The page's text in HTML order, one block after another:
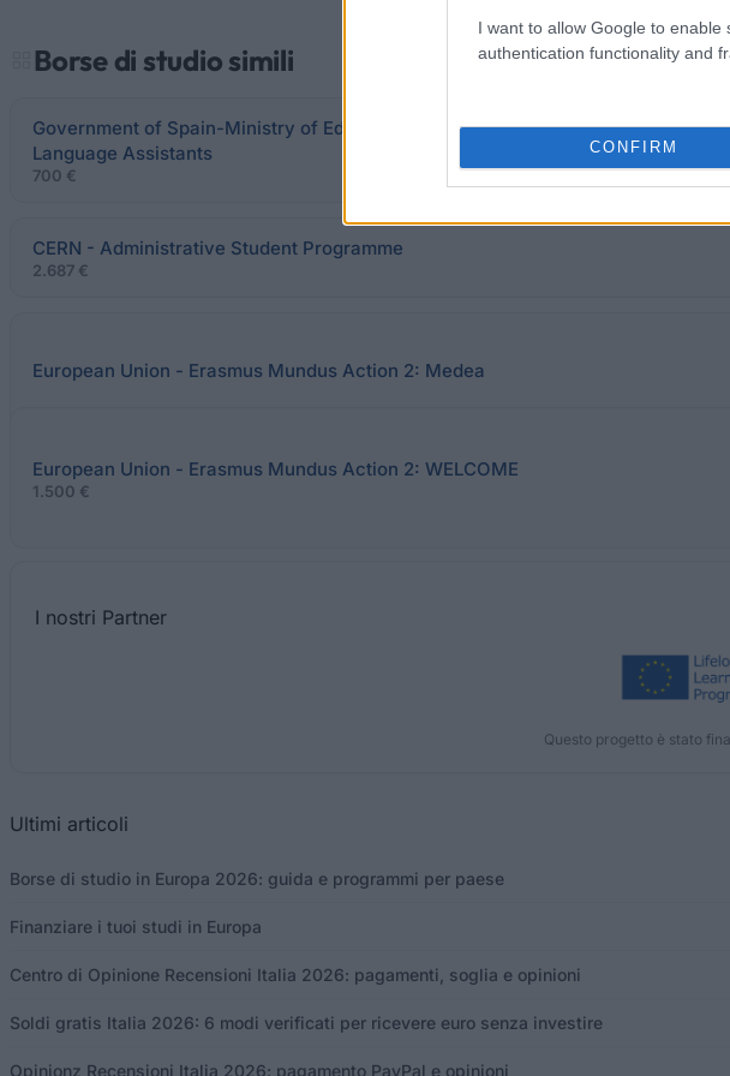
I want to allow Google to
authentication functionality and
CONFIRM
Borse di studio simili
Government of Spain-Ministry of Education, Culture and Sports - Grants for
Language Assistants
700 €
CERN - Administrative Student Programme
2.687 €
European Union - Erasmus Mundus Action 2: Medea
European Union - Erasmus Mundus Action 2: WELCOME
1.500 €
I nostri Partner
Questo progetto è stato
Ultimi articoli
Borse di studio in Europa 2026: guida e programmi per paese
Finanziare i tuoi studi in Europa
Centro di Opinione Recensioni Italia 2026: pagamenti, soglia e opinioni
Soldi gratis Italia 2026: 6 modi verificati per ricevere euro senza investire
Opinionz Recensioni Italia 2026: pagamento PayPal e opinioni